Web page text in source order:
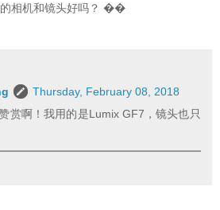
的相机和镜头好吗？ ��
Thursday, February 08, 2018
赏啊！我用的是Lumix GF7，镜头也只